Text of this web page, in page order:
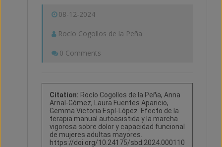
08-12-2024
Rocío Cogollos de la Peña
0 Comments
Citation: Rocío Cogollos de la Peña, Anna
Arnal-Gómez, Laura Fuentes Aparicio,
Gemma Victoria Espí-López. Efecto de la
terapia manual autoasistida y la marcha
vigorosa sobre dolor y capacidad funcional
de mujeres adultas mayores.
https://doi.org/10.24175/sbd.2024.000110